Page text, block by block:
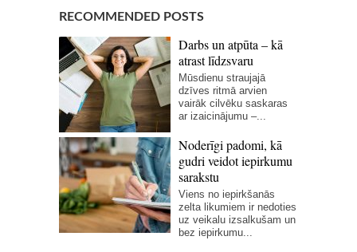
RECOMMENDED POSTS
Darbs un atpūta – kā
atrast līdzsvaru
Mūsdienu straujajā
dzīves ritmā arvien
vairāk cilvēku saskaras
ar izaicinājumu –...
Noderīgi padomi, kā
gudri veidot iepirkumu
sarakstu
Viens no iepirkšanās
zelta likumiem ir nedoties
uz veikalu izsalkušam un
bez iepirkumu...